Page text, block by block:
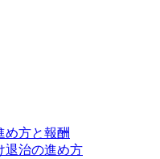
め方と報酬
退治の進め方